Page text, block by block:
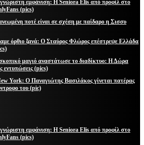
εμφάνιση: Η Seniora Elis από προφίλ στο
(pics)
ποτέ είναι σε σχέση με παίδαρο η Σισσυ
όρθιο ξανά: Ο Σταύρος Φλώρος επέστρεψε Ελλάδα
μαγιό αναστάτωσε το διαδίκτυο: Η Δώρα
εντυπώσεις (pics)
York: Ο Παναγιώτης Βασιλάκος γίνεται πατέρας
του (pic)
εμφάνιση: Η Seniora Elis από προφίλ στο
(pics)